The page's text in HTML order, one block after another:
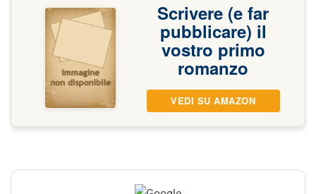
Scrivere (e far
pubblicare) il
vostro primo
romanzo
VEDI SU AMAZON